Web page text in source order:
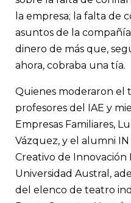
la empresa; la falta de
asuntos de la
dinero de más que,
ahora, cobraba una tía.
Quienes moderaron el
profesores del IAE y
Empresas Familiares,
Vázquez, y el alumni
Creativo de Innovación
Universidad Austral,
del elenco de teatro